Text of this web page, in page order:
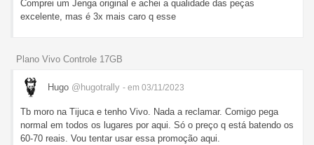
Comprei um Jenga original e achei a qualidade das peças
excelente, mas é 3x mais caro q esse
Plano Vivo Controle 17GB
Hugo @hugotrally - em 03/11/2023
Tb moro na Tijuca e tenho Vivo. Nada a reclamar. Comigo pega
normal em todos os lugares por aqui. Só o preço q está batendo os
60-70 reais. Vou tentar usar essa promoção aqui.